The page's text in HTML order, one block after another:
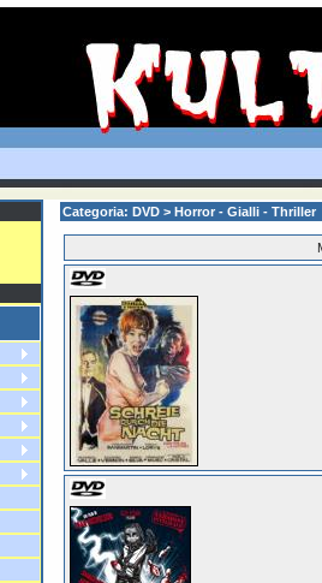
Categoria: DVD > Horror - Gialli - Thriller